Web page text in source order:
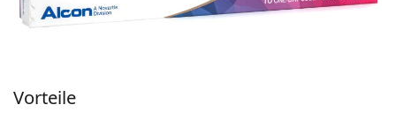
Vorteile